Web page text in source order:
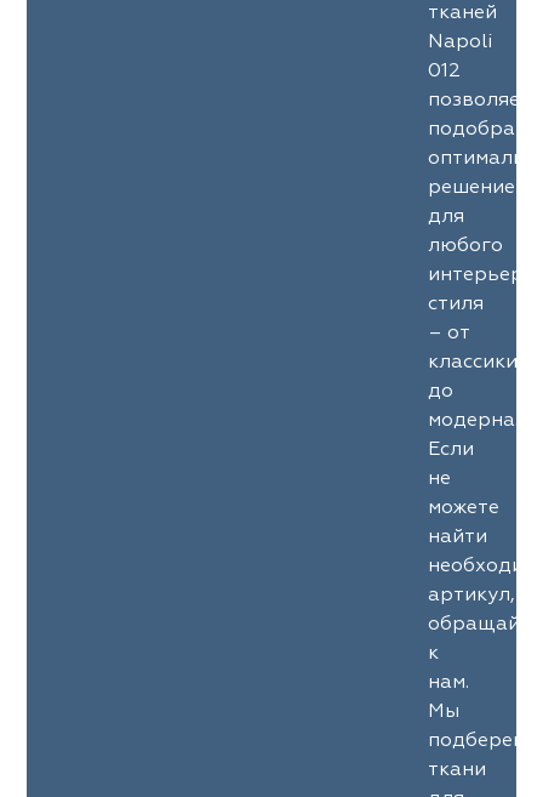
тканей
Napoli
012
позволяет
подобрать
решение
для
любого
стиля
– от
классики
до
модерна.
Если
не
можете
найти
артикул,
к
нам.
Мы
подберем
ткани